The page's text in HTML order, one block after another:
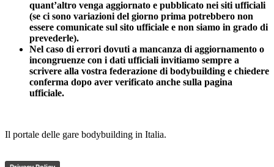
quant’altro venga aggiornato e pubblicato nei siti ufficiali
(se ci sono variazioni del giorno prima potrebbero non
essere comunicate sul sito ufficiale e non siamo in grado di
prevederle).
Nel caso di errori dovuti a mancanza di aggiornamento o
incongruenze con i dati ufficiali invitiamo sempre a
scrivere alla vostra federazione di bodybuilding e chiedere
conferma dopo aver verificato anche sulla pagina
ufficiale.
Il portale delle gare bodybuilding in Italia.